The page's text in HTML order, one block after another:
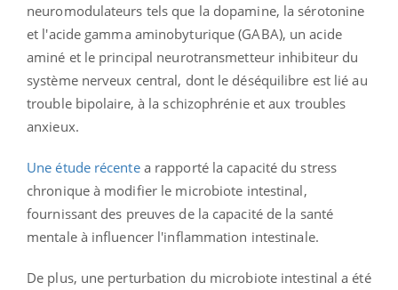
neuromodulateurs tels que la dopamine, la sérotonine
et l'acide gamma aminobyturique (GABA), un acide
aminé et le principal neurotransmetteur inhibiteur du
système nerveux central, dont le déséquilibre est lié au
trouble bipolaire, à la schizophrénie et aux troubles
anxieux.
Une étude récentea rapporté la capacité du stress
chronique à modifier le microbiote intestinal,
fournissant des preuves de la capacité de la santé
mentale à influencer l'inflammation intestinale.
De plus, une perturbation du microbiote intestinal a été